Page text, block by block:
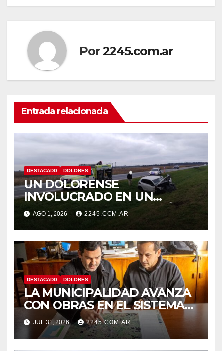
Por2245.com.ar
Entrada relacionada
DESTACADO DOLORES
UN DOLORENSE
INVOLUCRADO EN UN
SINIESTRO QUE TERMINÓ
CON DESPISTE Y VUELCO
AGO 1, 2026 2245.COM.AR
DESTACADO DOLORES
LA MUNICIPALIDAD AVANZA
CON OBRAS EN EL SISTEMA
HÍDRICO DE DOLORES
JUL 31, 2026 2245.COM.AR